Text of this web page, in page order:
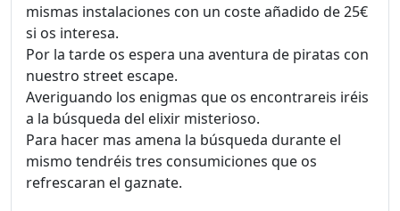
mismas instalaciones con un coste añadido de 25€
si os interesa.
Por la tarde os espera una aventura de piratas con
nuestro street escape.
Averiguando los enigmas que os encontrareis iréis
a la búsqueda del elixir misterioso.
Para hacer mas amena la búsqueda durante el
mismo tendréis tres consumiciones que os
refrescaran el gaznate.